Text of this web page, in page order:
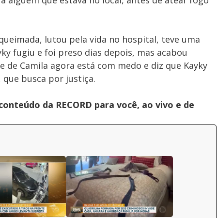
lutou pela vida no hospital, teve uma
fugiu e foi preso dias depois, mas acabou
Camila agora está com medo e diz que Kayky
busca por justiça.
da RECORD para você, ao vivo e de